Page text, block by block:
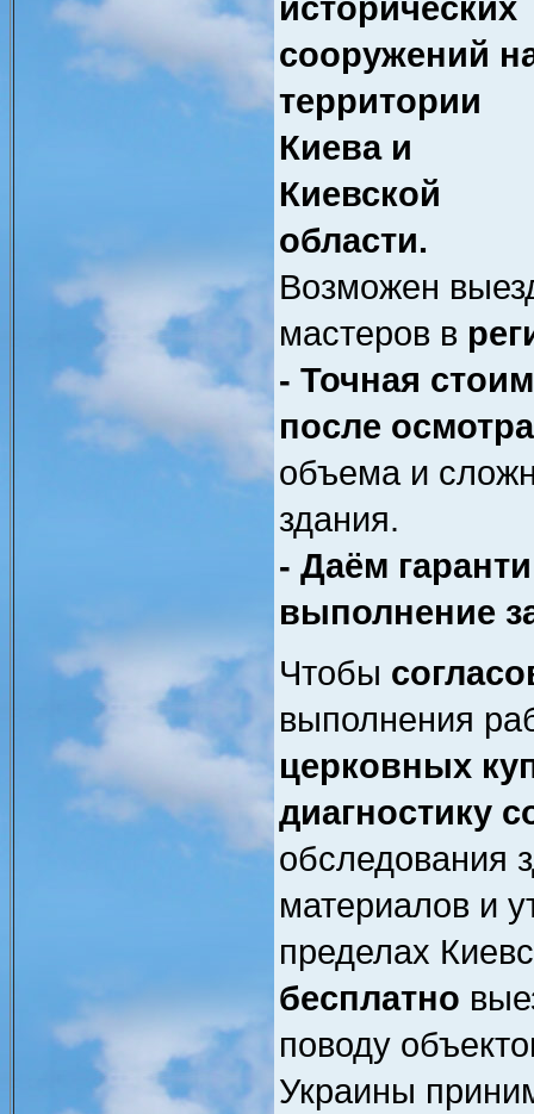
исторических
сооружений
территории
Киева и
Киевской
области.
Возможен
мастеров в
- Точная
после осмотра
объема и
здания.
- Даём
выполнение
Чтобы
выполнения
церковных
диагностику
обследования
материалов и
пределах
бесплатно
поводу
Украины